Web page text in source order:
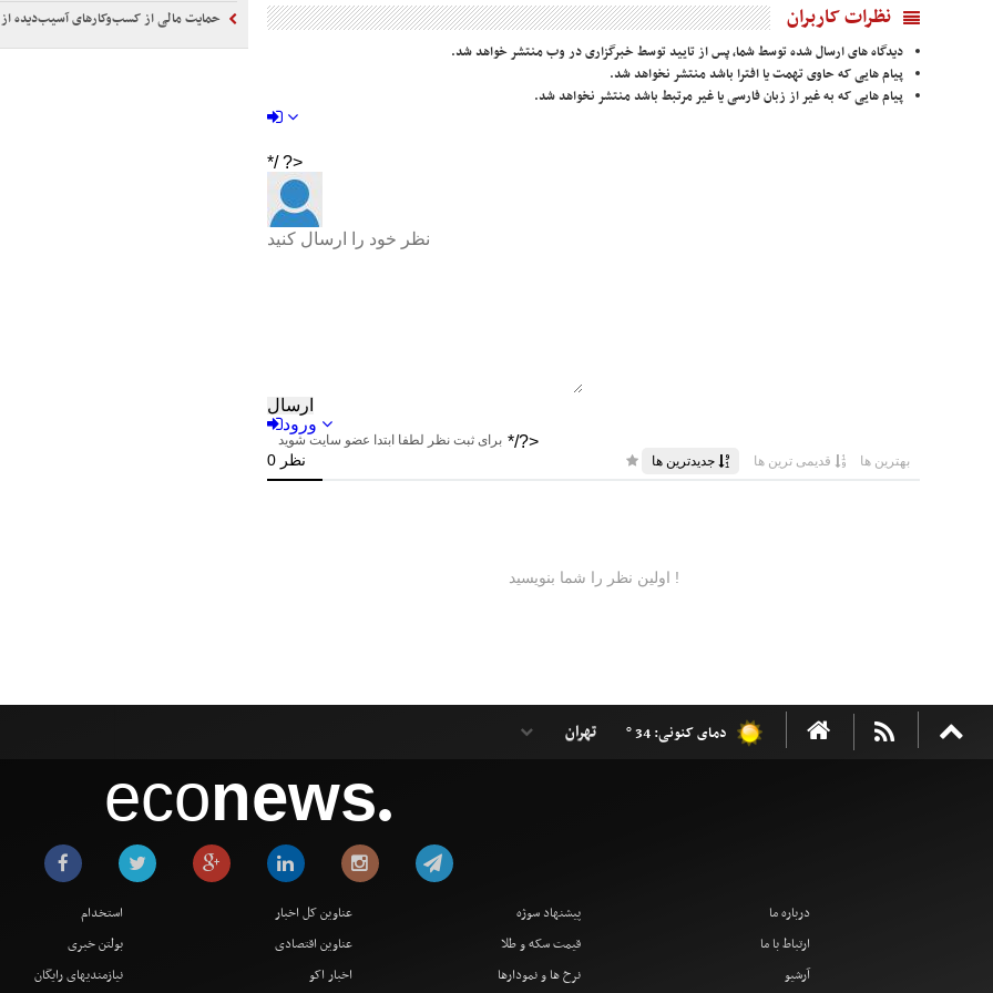
نظرات کاربران
دیدگاه های ارسال شده توسط شما، پس از تایید توسط خبرگزاری در وب منتشر خواهد شد.
پیام هایی که حاوی تهمت یا افترا باشد منتشر نخواهد شد.
پیام هایی که به غیر از زبان فارسی یا غیر مرتبط باشد منتشر نخواهد شد.
حمایت مالی از کسب‌وکارهای آسیب‌دیده
دمای کنونی: 34 °
econews●
درباره ما
ارتباط با ما
آرشیو
پیشنهاد سوژه
قیمت سکه و طلا
نرخ ها و نمودارها
عناوین کل اخبار
عناوین اقتصادی
اخبار اکو
استخدام
بولتن خبری
نیازمندیهای رایگان